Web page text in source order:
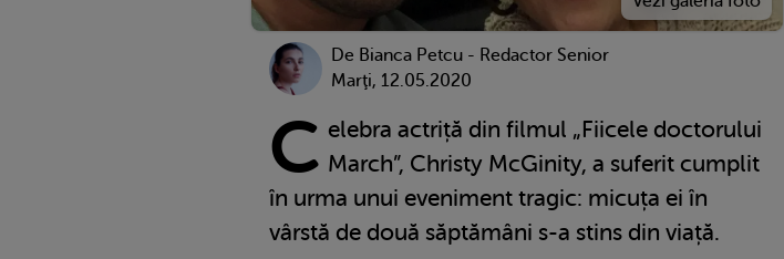
De Bianca Petcu - Redactor Senior
Marţi, 12.05.2020
C elebra actriță din filmul „Fiicele doctorului
March”, Christy McGinity, a suferit cumplit
în urma unui eveniment tragic: micuța ei în
vârstă de două săptămâni s-a stins din viață.